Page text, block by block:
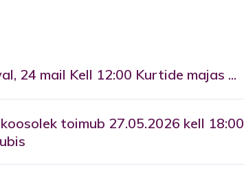
24 mail Kell 12:00 Kurtide majas ...
toimub 27.05.2026 kell 18:00